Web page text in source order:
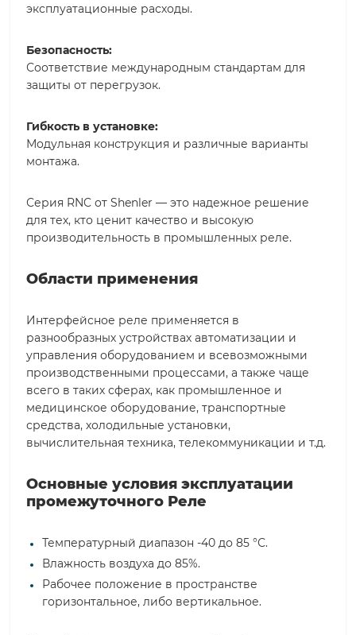
эксплуатационные расходы.
Безопасность:
Соответствие международным стандартам для
защиты от перегрузок.
Гибкость в установке:
Модульная конструкция и различные варианты
монтажа.
Серия RNC от Shenler — это надежное решение
для тех, кто ценит качество и высокую
производительность в промышленных реле.
Области применения
Интерфейсное реле применяется в
разнообразных устройствах автоматизации и
управления оборудованием и всевозможными
производственными процессами, а также чаще
всего в таких сферах, как промышленное и
медицинское оборудование, транспортные
средства, холодильные установки,
вычислительная техника, телекоммуникации и т.д.
Основные условия эксплуатации
промежуточного Реле
Температурный диапазон -40 до 85 °С.
Влажность воздуха до 85%.
Рабочее положение в пространстве
горизонтальное, либо вертикальное.